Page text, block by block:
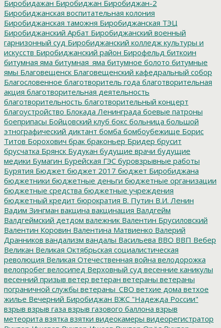
Биробидажан Биробиджан Биробиджан-2
Биробиджанская воспитательная колония
Биробиджанская таможня Биробиджанская ТЭЦ
Биробиджанский Арбат Биробиджанский военный
гарнизонный суд Биробиджанский колледж культуры и
искусств Биробиджанский район Бирофельд биткоин
битумная яма битумная_яма битумное болото битумные
ямы Благовещенск Благовещенский кафедральный собор
Благословенное благотворитель года благотворительная
акция благотворительная деятельность
благотворительность благотворительный концерт
благоустройство Блокада Ленинграда боевые патроны
боеприпасы Бойцовский клуб бокс больница большой
этнографический диктант бомба бомбоубежище Борис
Титов Борохович брак браконьер Бридер брусит
брусчатка Брянск Будукан будущие врачи будущие
медики Бумагин Бурейская ГЭС буровзрывные работы
Бурятия Бюджет бюджет 2017 бюджет Биробиджана
бюджетники бюджетные деньги бюджетные организации
бюджетные средства бюджетные учреждения
бюджетный кредит бюрократия В. Путин В.И. Ленин
Вадим Зингман вакцина вакцинация Валдгейм
Валдгеймский детдом валежник Валентин Брусиловский
Валентин Коровин Валентина Матвиенко Валерий
Дранников вандализм вандалы Васильева ВВО ВВП Вебер
Великан Великая Октябрьская социалистическая
революция Великая Отечественная война велодорожка
велопробег велосипед Верховный суд весенние каникулы
весенний призыв ветер ветеран ветераны ветераны
пограничной службы ветераны_СВО ветхие дома ветхое
жилье Вечерний Биробиджан ВЖС "Надежда России"
взрыв взрыв газа взрыв газового баллона взрыв
метеорита взятка взятки видеокамеры видеорегистратор